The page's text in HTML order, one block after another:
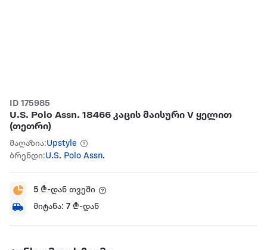
ID 175985
U.S. Polo Assn. 18466 კაცის მაისური V ყელით
(თეთრი)
მაღაზია:Upstyle
ბრენდი:U.S. Polo Assn.
5 ₾-დან თვეში
მიტანა: 7 ₾-დან